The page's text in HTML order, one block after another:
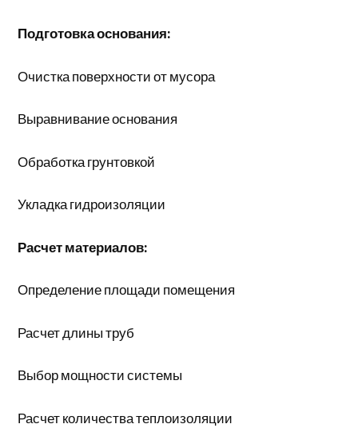
Подготовка основания:
Очистка поверхности от мусора
Выравнивание основания
Обработка грунтовкой
Укладка гидроизоляции
Расчет материалов:
Определение площади помещения
Расчет длины труб
Выбор мощности системы
Расчет количества теплоизоляции